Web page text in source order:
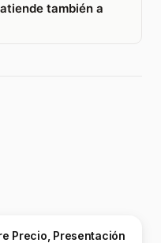
también a
Precio, Presentación